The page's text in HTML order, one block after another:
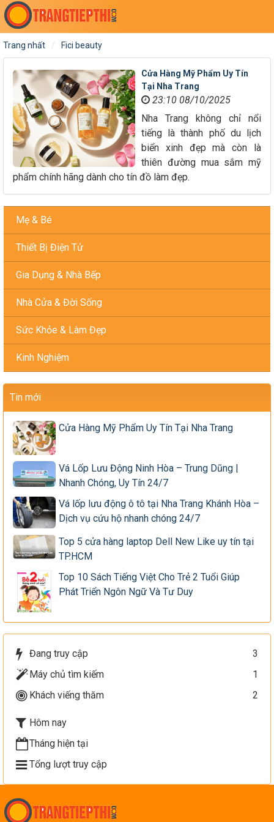
Trang nhất Fici beauty
Cửa Hàng Mỹ Phẩm Uy Tín
Tại Nha Trang
23:10 08/10/2025
Nha Trang không chỉ nổi
tiếng là thành phố du lịch
biển xinh đẹp mà còn là
thiên đường mua sắm mỹ
phẩm chính hãng dành cho tín đồ làm đẹp.
Mẹ & Bé
Thiết Bị Điện Tử
Gia Dụng & Nhà Bếp
Nhà Cửa & Đời Sống
Sức Khỏe & Làm Đẹp
Kinh Nghiệm
Tin mới
Cửa Hàng Mỹ Phẩm Uy Tín Tại Nha Trang
Vá Lốp Lưu Động Ninh Hòa – Trung Dũng |
Nhanh Chóng, Uy Tín 24/7
Vá lốp lưu động ô tô tại Nha Trang Khánh Hòa –
Dịch vụ cứu hộ nhanh chóng 24/7
Top 5 cửa hàng laptop Dell New Like uy tín tại
TP.HCM
Top 10 Sách Tiếng Việt Cho Trẻ 2 Tuổi Giúp
Phát Triển Ngôn Ngữ Và Tư Duy
Đang truy cập
3
Máy chủ tìm kiếm
1
Khách viếng thăm
2
Hôm nay
Tháng hiện tại
Tổng lượt truy cập